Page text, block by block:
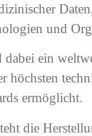
und
ein
höchsten
ermöglicht.
die